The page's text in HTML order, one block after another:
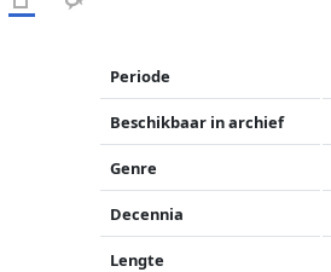
Periode
Beschikbaar in archief
Genre
Decennia
Lengte